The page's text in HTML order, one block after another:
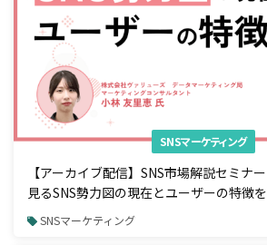
SNSマーケティング
【アーカイブ配信】SNS市場解説セミナ
見るSNS勢力図の現在とユーザーの特徴
SNSマーケティング